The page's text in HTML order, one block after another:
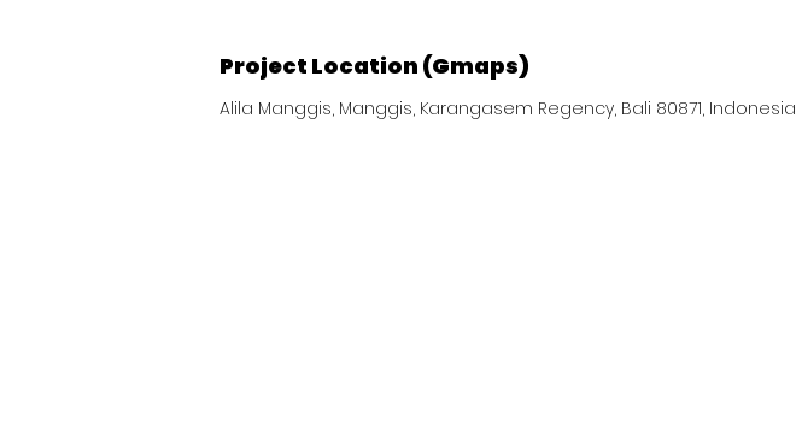
Project Location (Gmaps)
Alila Manggis, Manggis, Karangasem Regency, Bali 80871, Indonesia